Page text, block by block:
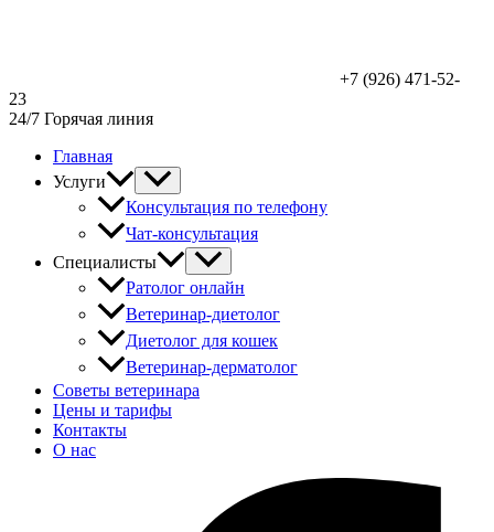
+7 (926) 471-52-
23
24/7 Горячая линия
Главная
Услуги
Консультация по телефону
Чат-консультация
Специалисты
Ратолог онлайн
Ветеринар-диетолог
Диетолог для кошек
Ветеринар-дерматолог
Советы ветеринара
Цены и тарифы
Контакты
О нас